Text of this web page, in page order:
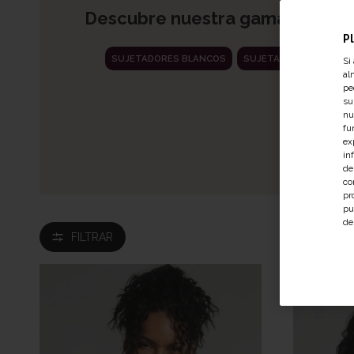
Descubre nuestra gama de
SUJETADORES BLANCOS SUJETADORES DE
FILTRAR
Si